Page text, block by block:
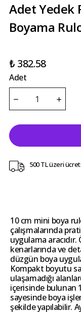
Adet Yedek
Boyama
₺ 382.58
Adet
500 TL üzeri
10 cm mini boya
çalışmalarında
uygulama
kenarlarında ve
düzgün boya
Kompakt boyutu
ulaşamadığı
içerisinde bulunan
sayesinde boya
şekilde yapılabilir.